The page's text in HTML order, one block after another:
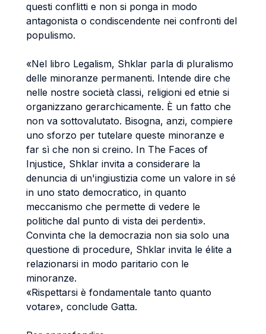
questi conflitti e non si ponga in modo
antagonista o condiscendente nei confronti del
populismo.
«Nel libro Legalism, Shklar parla di pluralismo
delle minoranze permanenti. Intende dire che
nelle nostre società classi, religioni ed etnie si
organizzano gerarchicamente. È un fatto che
non va sottovalutato. Bisogna, anzi, compiere
uno sforzo per tutelare queste minoranze e
far sì che non si creino. In The Faces of
Injustice, Shklar invita a considerare la
denuncia di un'ingiustizia come un valore in sé
in uno stato democratico, in quanto
meccanismo che permette di vedere le
politiche dal punto di vista dei perdenti».
Convinta che la democrazia non sia solo una
questione di procedure, Shklar invita le élite a
relazionarsi in modo paritario con le
minoranze.
«Rispettarsi è fondamentale tanto quanto
votare», conclude Gatta.